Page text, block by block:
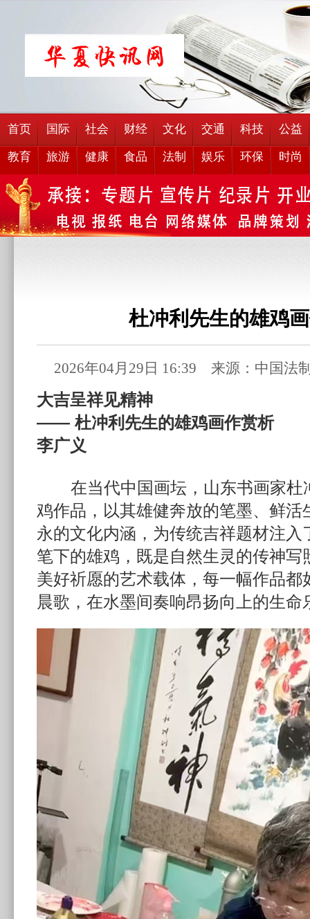
首页 国际 社会 财经 文化 交通 科技 公益
教育 旅游 健康 食品 法制 娱乐 环保 时尚
杜冲利先生的雄鸡
2026年04月29日 16:39 来源：中国法
大吉呈祥见精神
—— 杜冲利先生的雄鸡画作赏析
李广义
在当代中国画坛，山东书画家杜
鸡作品，以其雄健奔放的笔墨、鲜活
永的文化内涵，为传统吉祥题材注入
笔下的雄鸡，既是自然生灵的传神写
美好祈愿的艺术载体，每一幅作品都
晨歌，在水墨间奏响昂扬向上的生命